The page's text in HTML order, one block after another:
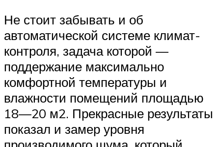
Не стоит забывать и об
автоматической системе климат-
контроля, задача которой —
поддержание максимально
комфортной температуры и
влажности помещений площадью
18—20 м2. Прекрасные результаты
показал и замер уровня